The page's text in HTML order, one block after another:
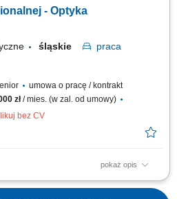
Wdrażanie lokalnych strategii
- Optyka
śląskie
praca
umowa o pracę / kontrakt
zł/ mies. (w zal. od umowy)
bez CV
pokaż opis
nad obecną siecią partnerów
rynku i pozyskiwanie nowych